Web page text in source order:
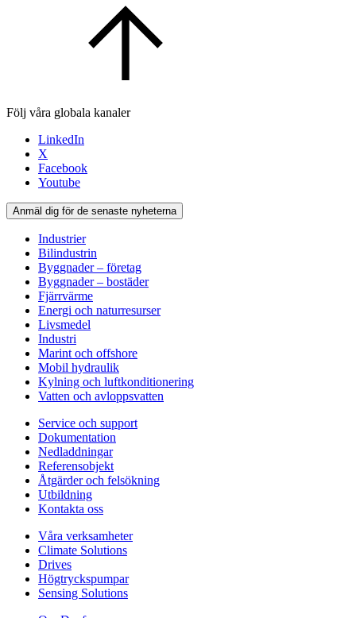
Följ våra globala kanaler
LinkedIn
X
Facebook
Youtube
Anmäl dig för de senaste nyheterna
Industrier
Bilindustrin
Byggnader – företag
Byggnader – bostäder
Fjärrvärme
Energi och naturresurser
Livsmedel
Industri
Marint och offshore
Mobil hydraulik
Kylning och luftkonditionering
Vatten och avloppsvatten
Service och support
Dokumentation
Nedladdningar
Referensobjekt
Åtgärder och felsökning
Utbildning
Kontakta oss
Våra verksamheter
Climate Solutions
Drives
Högtryckspumpar
Sensing Solutions